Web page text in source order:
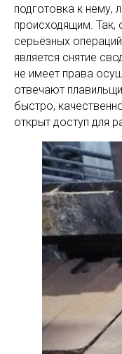
подготовка к нему,
происходящим. Так,
серьёзных
является снятие
не имеет права
отвечают
быстро,
открыт доступ для